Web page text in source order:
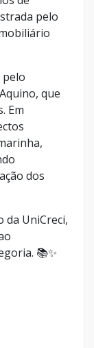
pelo
que
Em
dos
da UniCreci,
📚✨